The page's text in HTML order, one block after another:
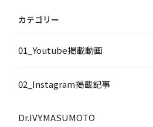
カテゴリー
01_Youtube掲載動画
02_Instagram掲載記事
Dr.IVY.MASUMOTO